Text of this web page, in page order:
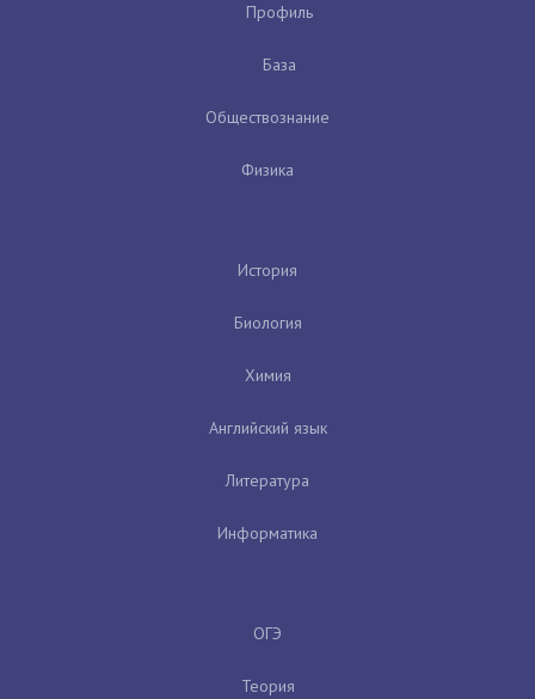
Профиль
База
Обществознание
Физика
История
Биология
Химия
Английский язык
Литература
Информатика
ОГЭ
Теория